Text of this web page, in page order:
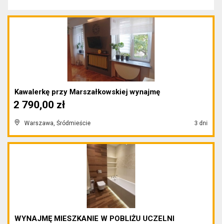
Kawalerkę przy Marszałkowskiej wynajmę
Warszawa, Śródmieście 3 dni
2 790,00 zł
WYNAJMĘ MIESZKANIE W POBLIŻU UCZELNI